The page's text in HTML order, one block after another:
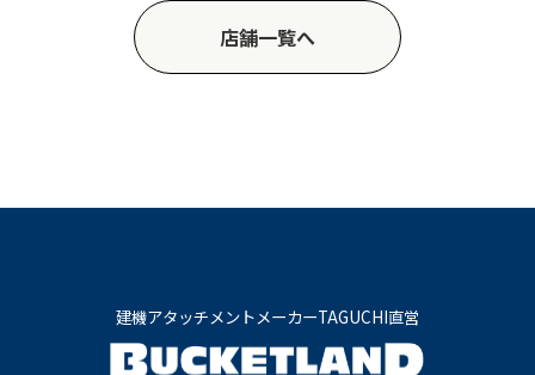
店舗一覧へ
建機アタッチメントメーカーTAGUCHI直営